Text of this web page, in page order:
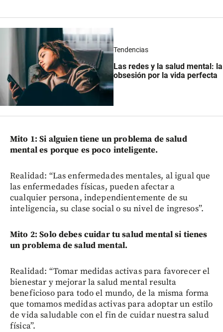
Tendencias
Las redes y la salud mental: la
obsesión por la vida perfecta
Mito 1: Si alguien tiene un problema de salud
mental es porque es poco inteligente.
Realidad: “Las enfermedades mentales, al igual que
las enfermedades físicas, pueden afectar a
cualquier persona, independientemente de su
inteligencia, su clase social o su nivel de ingresos”.
Mito 2: Solo debes cuidar tu salud mental si tienes
un problema de salud mental.
Realidad: “Tomar medidas activas para favorecer el
bienestar y mejorar la salud mental resulta
beneficioso para todo el mundo, de la misma forma
que tomamos medidas activas para adoptar un estilo
de vida saludable con el fin de cuidar nuestra salud
física”.